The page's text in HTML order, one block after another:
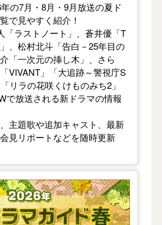
の7月・8月・9月放送の夏ド
で見やすく紹介！
「ラストノート」、蒼井優「T
、松村北斗「告白－25年目の
「一次元の挿し木」、さら
VIVANT」「大追跡～警視庁S
リラの花咲くけものみち2」
で放送される新ドラマの情報
主題歌や追加キャスト、最新
見リポートなどを随時更新
ドラマガイド